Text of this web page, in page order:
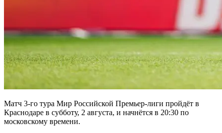
Матч 3-го тура Мир Российской Премьер-лиги пройдёт в
Краснодаре в субботу, 2 августа, и начнётся в 20:30 по
московскому времени.